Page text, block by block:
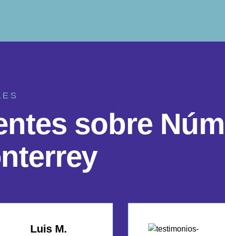
ntes sobre Núm
nterrey
Luis M.